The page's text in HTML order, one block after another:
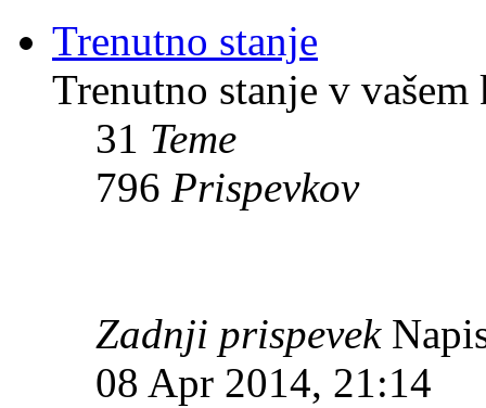
Trenutno stanje
Trenutno stanje v vašem
31 Teme
796 Prispevkov
Zadnji prispevek
08 Apr 2014, 21:14